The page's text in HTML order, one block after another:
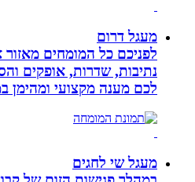
מעגל דרום
לפניכם כל המומחים מאזור
נתיבות, שדרות, אופקים
לכם מענה מקצועי ומהימן
מעגל שי לחגים